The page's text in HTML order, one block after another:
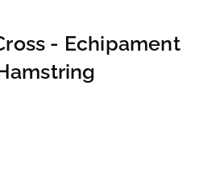
- Echipament